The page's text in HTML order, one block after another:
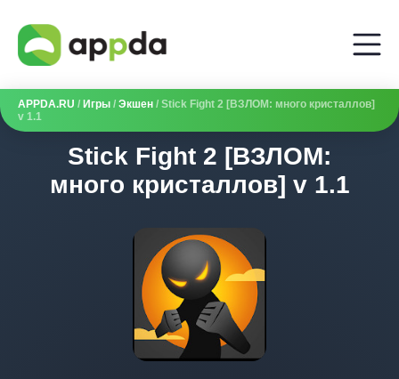
APPDA.RU / Игры / Экшен / Stick Fight 2 [ВЗЛОМ: много кристаллов]
v 1.1
Stick Fight 2 [ВЗЛОМ:
много кристаллов] v 1.1